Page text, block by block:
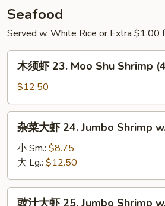
Sesame
Cold
Noodle
Seafood
Served w. White Rice or Extra $1.00
23.
Moo
Shu
Shrimp
Pancakes)
木须虾 23. Moo Shu Shrimp
$12.50
24.
Jumbo
杂菜大虾 24. Jumbo Shrimp
小 Sm.: $8.75
大 Lg.: $12.50
豉汁大虾 25. Jumbo Shrimp